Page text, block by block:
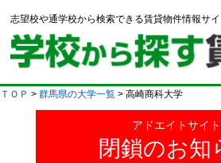
志望校や通学校から検索できる賃貸物件情報サイ
ＴＯＰ > 群馬県の大学一覧 > 高崎商科大学
アドエイトサイト
閉鎖のお知